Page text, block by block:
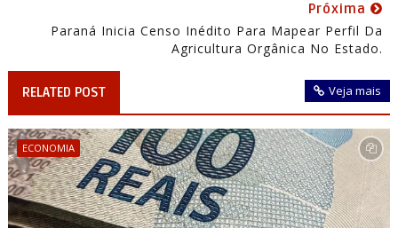
Próxima
Paraná Inicia Censo Inédito Para Mapear Perfil Da
Agricultura Orgânica No Estado.
RELATED POST Veja mais
ECONOMIA